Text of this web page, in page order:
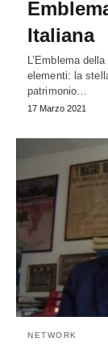
Italiana
L’Emblema
elementi: la
patrimonio…
17 Marzo 2021
NETWORK